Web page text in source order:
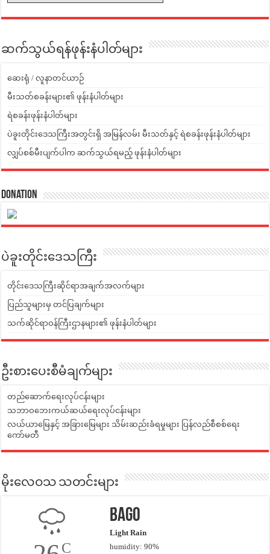
ဆက်သွယ်ရန်ဖုန်းနံပါတ်များ
ဆေးရုံ / လူနာတင်ယာဉ်
မီးသတ်စခန်းများ၏ ဖုန်းနံပါတ်များ
ရဲစခန်းဖုန်းနံပါတ်များ
ပဲခူးတိုင်းဒေသကြီးအတွင်းရှိ အမြန်လမ်း မီးသတ်နှင့် ရဲစခန်းဖုန်းနံပါတ်များ
လျှပ်စစ်မီးပျက်ပါက ဆက်သွယ်ရမည့် ဖုန်းနံပါတ်များ
Donation
ပဲခူးတိုင်းဒေသကြီး
တိုင်းဒေသကြီးဆိုင်ရာအချက်အလက်များ
ပြည်သူများမှ တင်ပြချက်များ
သက်ဆိုင်ရာဝန်ကြီးဌာနများ၏ ဖုန်းနံပါတ်များ
ဦးစားပေးစီမံချက်များ
တည်ဆောက်ရေးလုပ်ငန်းများ
သဘာဝဘေးကယ်ဆယ်ရေးလုပ်ငန်းများ
လယ်ယာမြေနှင့် အခြားမြေများ သိမ်းဆည်းခံရမှုများ ပြန်လည်စီစစ်ရေး
ကော်မတီ
မိုးလေဝသ သတင်းများ
C
Bago
Light Rain
humidity: 90%